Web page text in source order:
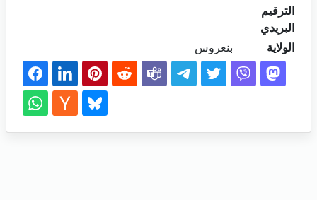
الترقيم
البريدي
الولاية
بنعروس